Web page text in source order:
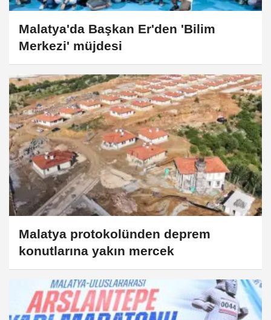
Malatya'da Başkan Er'den 'Bilim
Merkezi' müjdesi
Malatya protokolünden deprem
konutlarına yakın mercek